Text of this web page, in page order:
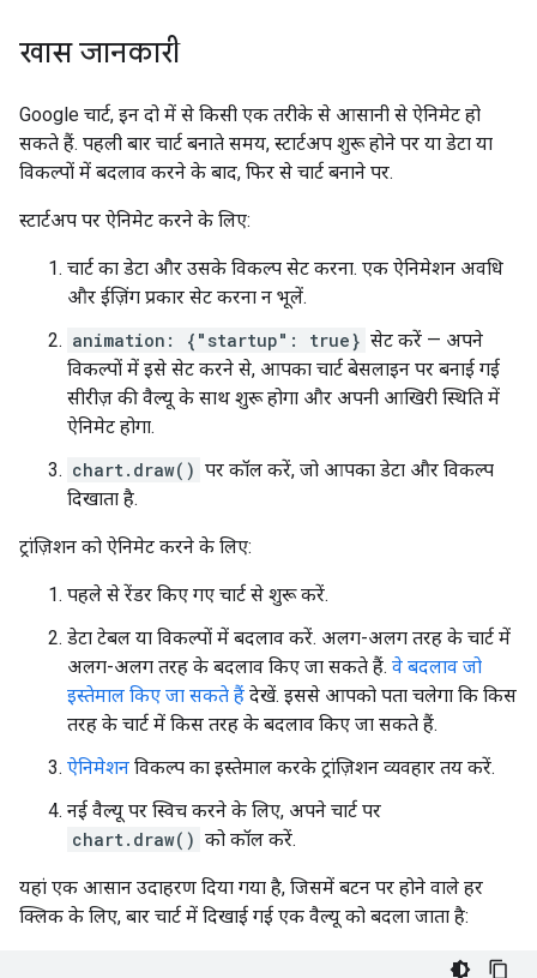
खास जानकारी
Google चार्ट, इन दो में से किसी एक तरीके से आसानी से ऐनिमेट हो
सकते हैं. पहली बार चार्ट बनाते समय, स्टार्टअप शुरू होने पर या डेटा या
विकल्पों में बदलाव करने के बाद, फिर से चार्ट बनाने पर.
स्टार्टअप पर ऐनिमेट करने के लिए:
चार्ट का डेटा और उसके विकल्प सेट करना. एक ऐनिमेशन अवधि
और ईज़िंग प्रकार सेट करना न भूलें.
animation: {"startup": true} सेट करें — अपने
विकल्पों में इसे सेट करने से, आपका चार्ट बेसलाइन पर बनाई गई
सीरीज़ की वैल्यू के साथ शुरू होगा और अपनी आखिरी स्थिति में
ऐनिमेट होगा.
chart.draw() पर कॉल करें, जो आपका डेटा और विकल्प
दिखाता है.
ट्रांज़िशन को ऐनिमेट करने के लिए:
पहले से रेंडर किए गए चार्ट से शुरू करें.
डेटा टेबल या विकल्पों में बदलाव करें. अलग-अलग तरह के चार्ट में
अलग-अलग तरह के बदलाव किए जा सकते हैं. वे बदलाव जो
इस्तेमाल किए जा सकते हैं देखें. इससे आपको पता चलेगा कि किस
तरह के चार्ट में किस तरह के बदलाव किए जा सकते हैं.
ऐनिमेशन विकल्प का इस्तेमाल करके ट्रांज़िशन व्यवहार तय करें.
नई वैल्यू पर स्विच करने के लिए, अपने चार्ट पर
chart.draw() को कॉल करें.
यहां एक आसान उदाहरण दिया गया है, जिसमें बटन पर होने वाले हर
क्लिक के लिए, बार चार्ट में दिखाई गई एक वैल्यू को बदला जाता है: